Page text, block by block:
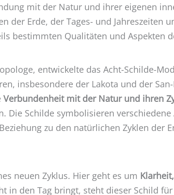
mit der Natur und ihrer eigenen
der Erde, der Tages- und Jahreszeiten
bestimmten Qualitäten und Aspekten
entwickelte das Acht-Schilde-
insbesondere der Lakota und der
Verbundenheit mit der Natur und ihren
Schilde symbolisieren verschiedene
zu den natürlichen Zyklen der
neuen Zyklus. Hier geht es um
in den Tag bringt, steht dieser Schild